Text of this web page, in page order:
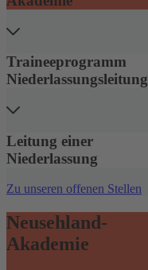
Traineeprogramm
Niederlassungsleitung
Leitung einer
Niederlassung
Zu unseren offenen Stellen
Neusehland-
Akademie